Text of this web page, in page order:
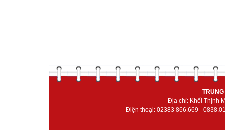
Địa chỉ: Khối Thịnh
Điện thoại: 02383 866.669 -